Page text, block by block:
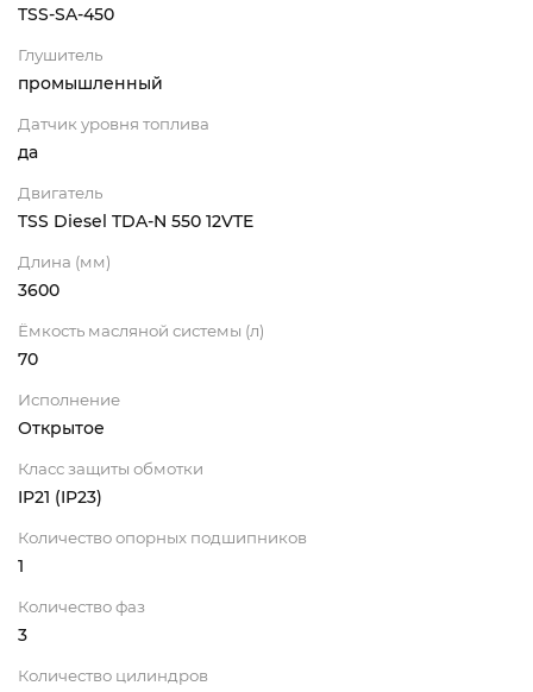
TSS-SA-450
Глушитель
промышленный
Датчик уровня топлива
да
Двигатель
TSS Diesel TDA-N 550 12VTE
Длина (мм)
3600
Ёмкость масляной системы (л)
70
Исполнение
Открытое
Класс защиты обмотки
IP21 (IP23)
Количество опорных подшипников
1
Количество фаз
3
Количество цилиндров